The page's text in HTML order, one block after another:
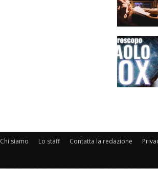
Chi siamo Lo staff Contatta la redazione